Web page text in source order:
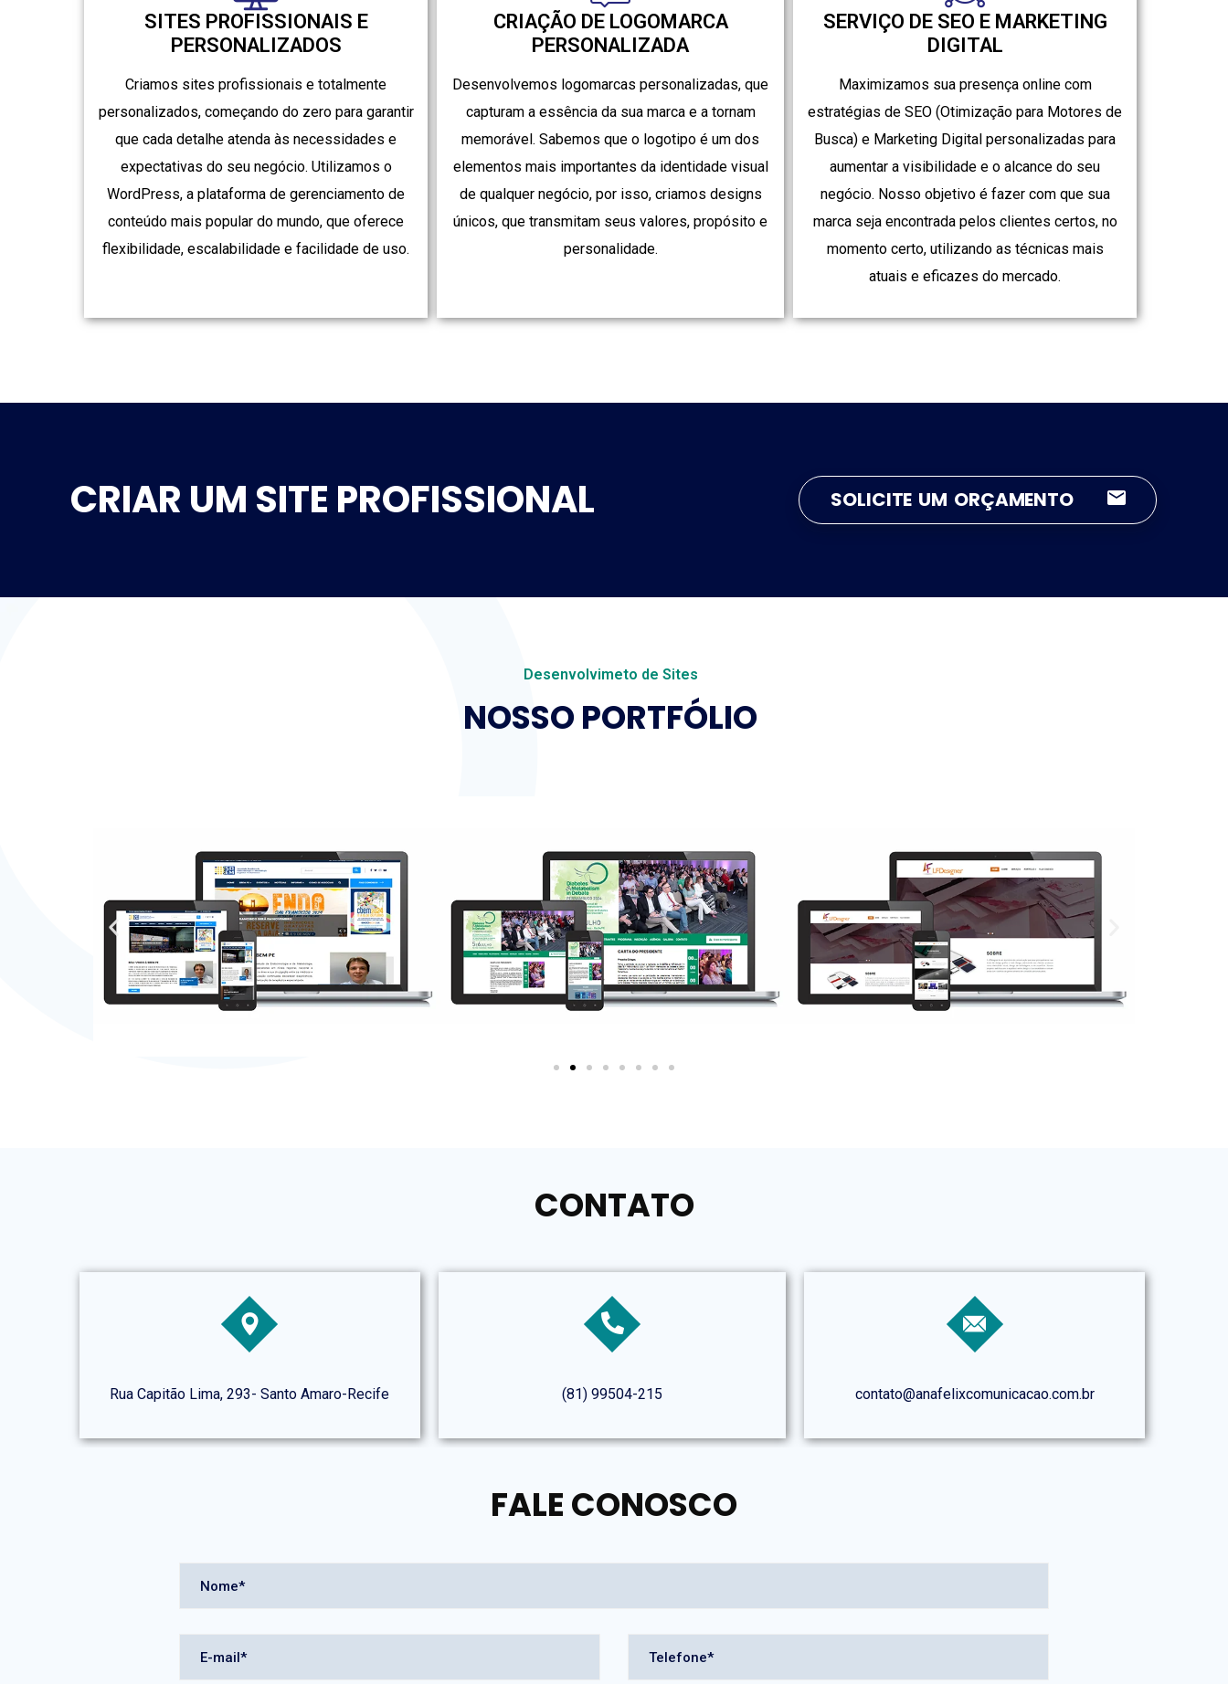
SITES PROFISSIONAIS E
PERSONALIZADOS
Criamos sites profissionais e totalmente
personalizados, começando do zero para garantir
que cada detalhe atenda às necessidades e
expectativas do seu negócio. Utilizamos o
WordPress, a plataforma de gerenciamento de
conteúdo mais popular do mundo, que oferece
flexibilidade, escalabilidade e facilidade de uso.
CRIAÇÃO DE LOGOMARCA
PERSONALIZADA
Desenvolvemos logomarcas personalizadas, que
capturam a essência da sua marca e a tornam
memorável. Sabemos que o logotipo é um dos
elementos mais importantes da identidade visual
de qualquer negócio, por isso, criamos designs
únicos, que transmitam seus valores, propósito e
personalidade.
SERVIÇO DE SEO E MARKETING
DIGITAL
Maximizamos sua presença online com
estratégias de SEO (Otimização para Motores de
Busca) e Marketing Digital personalizadas para
aumentar a visibilidade e o alcance do seu
negócio. Nosso objetivo é fazer com que sua
marca seja encontrada pelos clientes certos, no
momento certo, utilizando as técnicas mais
atuais e eficazes do mercado.
CRIAR UM SITE PROFISSIONAL SOLICITE UM ORÇAMENTO
Desenvolvimeto de Sites
NOSSO PORTFÓLIO
CONTATO
Rua Capitão Lima, 293- Santo Amaro-Recife (81) 99504-215 contato@anafelixcomunicacao.com.br
FALE CONOSCO